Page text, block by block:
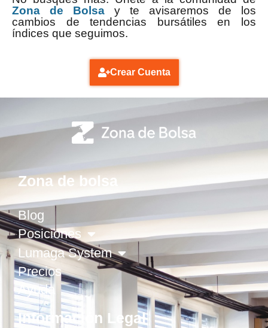
Zona de Bolsa y te avisaremos de los
cambios de tendencias bursátiles en los
índices que seguimos.
Crear Cuenta
Zona de bolsa
Blog
Posiciones
Lumaga System
Precios
Ayuda
Información Legal